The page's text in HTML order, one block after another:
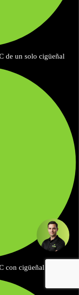
de un solo cigüeñal
con cigüeñal doble